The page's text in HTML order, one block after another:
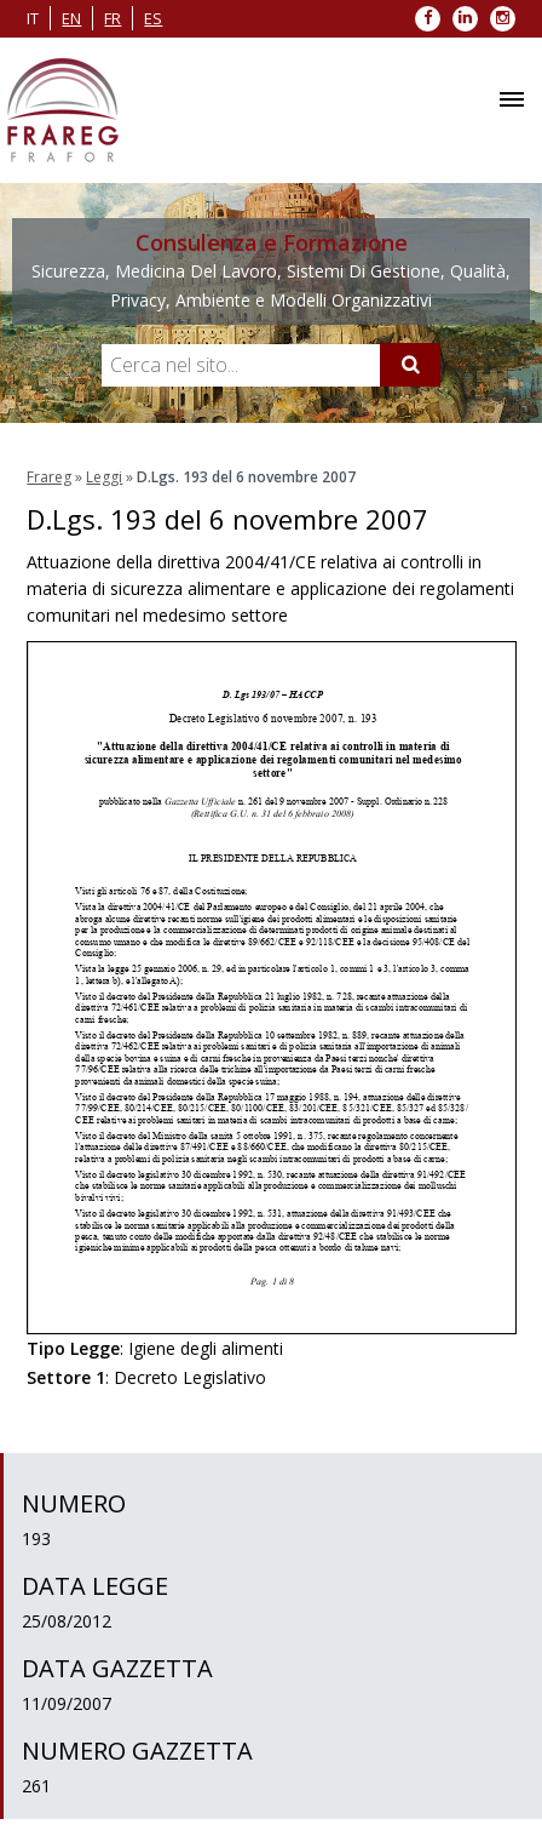
IT EN FR ES Facebook
LinkedIn
Consulenza e Formazione
Sicurezza, Medicina Del Lavoro, Sistemi Di Gestione, Qualità,
Privacy, Ambiente e Modelli Organizzativi
Frareg» Leggi »D.Lgs. 193 del 6 novembre 2007
D.Lgs. 193 del 6 novembre 2007
Attuazione della direttiva 2004/41/CE relativa ai controlli in
materia di sicurezza alimentare e applicazione dei regolamenti
comunitari nel medesimo settore
Tipo Legge: Igiene degli alimenti
Settore 1: Decreto Legislativo
NUMERO
193
DATA LEGGE
25/08/2012
DATA GAZZETTA
11/09/2007
NUMERO GAZZETTA
261